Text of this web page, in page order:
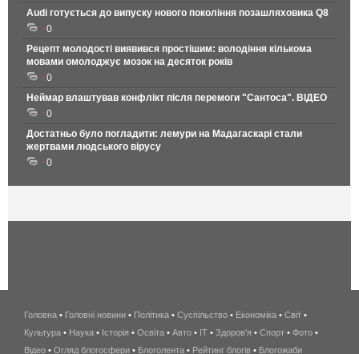
Audi готується до випуску нового покоління позашляховика Q8
0
Рецепт молодості виявився простішим: володіння кількома
мовами омолоджує мозок на десяток років
0
Неймар влаштував конфлікт після перемоги "Сантоса". ВІДЕО
0
Достатньо було погладити: лемури на Мадагаскарі стали
жертвами людського вірусу
0
беспроводной
интернет
киев
Головна • Головні новини • Політика • Суспільство • Економіка • Світ •
Культура • Наука • Історія • Освіта • Авто • IT • Здоров'я • Спорт • Фото •
Відео • Огляд блогосфери • Блоголента • Рейтинг блогів • Блогожаби